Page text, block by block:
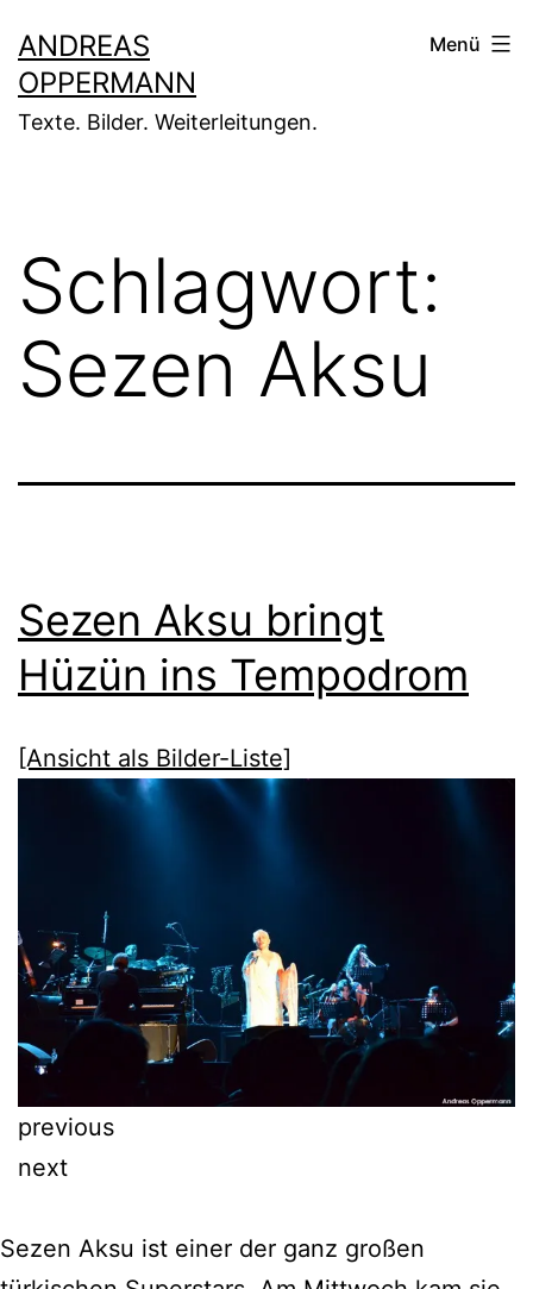
Inhalt
springen
ANDREAS
OPPERMANN
Texte. Bilder. Weiterleitungen.
Menü
Schlagwort:
Sezen Aksu
Sezen Aksu bringt
Hüzün ins Tempodrom
[Ansicht als Bilder-Liste]
previous
next
Sezen Aksu ist einer der ganz großen